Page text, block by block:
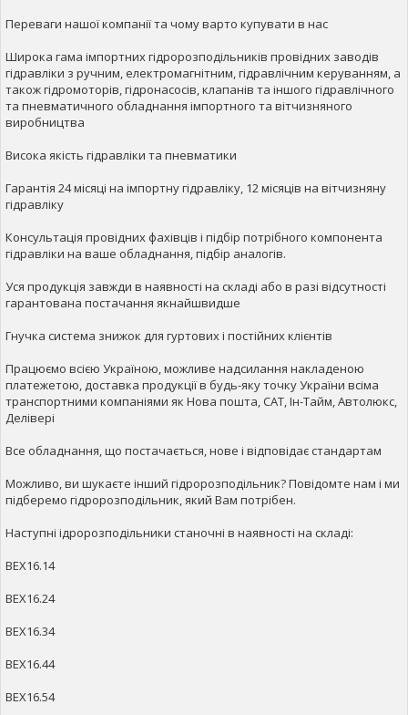
Переваги нашої компанії та чому варто купувати в нас
Широка гама імпортних гідророзподільників провідних заводів
гідравліки з ручним, електромагнітним, гідравлічним керуванням, а
також гідромоторів, гідронасосів, клапанів та іншого гідравлічного
та пневматичного обладнання імпортного та вітчизняного
виробництва
Висока якість гідравліки та пневматики
Гарантія 24 місяці на імпортну гідравліку, 12 місяців на вітчизняну
гідравліку
Консультація провідних фахівців і підбір потрібного компонента
гідравліки на ваше обладнання, підбір аналогів.
Уся продукція завжди в наявності на складі або в разі відсутності
гарантована постачання якнайшвидше
Гнучка система знижок для гуртових і постійних клієнтів
Працюємо всією Україною, можливе надсилання накладеною
платежетою, доставка продукції в будь-яку точку України всіма
транспортними компаніями як Нова пошта, САТ, Ін-Тайм, Автолюкс,
Делівері
Все обладнання, що постачається, нове і відповідає стандартам
Можливо, ви шукаєте інший гідророзподільник? Повідомте нам і ми
підберемо гідророзподільник, який Вам потрібен.
Наступні ідророзподільники станочні в наявності на складі:
ВЕХ16.14
ВЕХ16.24
ВЕХ16.34
ВЕХ16.44
ВЕХ16.54